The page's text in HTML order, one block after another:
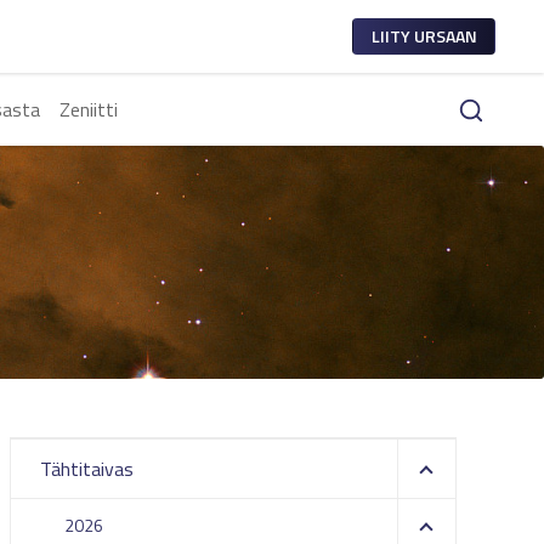
LIITY URSAAN
Zeniitti
Tähtitaivas
2026